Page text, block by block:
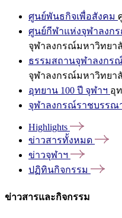
ศูนย์พันธกิจเพื่อสังคม
ศูนย์กีฬาแห่งจุฬาลงก
จุฬาลงกรณ์มหาวิทยา
ธรรมสถานจุฬาลงกร
จุฬาลงกรณ์มหาวิทยา
อุทยาน 100 ปี จุฬาฯ อุ
จุฬาลงกรณ์ราชบรรณ
Highlights
ข่าวสารทั้งหมด
ข่าวจุฬาฯ
ปฏิทินกิจกรรม
ข่าวสารและกิจกรรม